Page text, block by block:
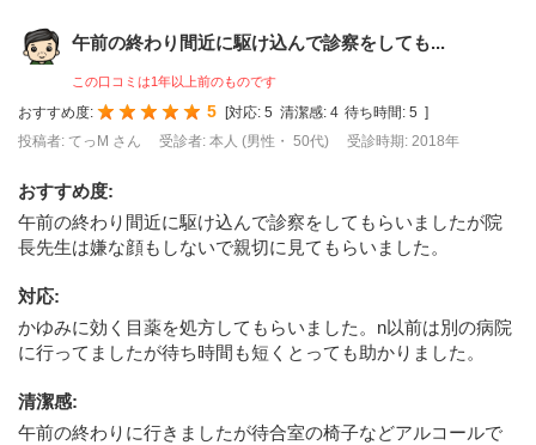
午前の終わり間近に駆け込んで診察をしても...
この口コミは1年以上前のものです
おすすめ度: 5 [対応: 5 清潔感: 4 待ち時間: 5 ]
投稿者: てっM さん
受診者: 本人 (男性・ 50代) 受診時期: 2018年
おすすめ度:
午前の終わり間近に駆け込んで診察をしてもらいましたが院
長先生は嫌な顔もしないで親切に見てもらいました。
対応:
かゆみに効く目薬を処方してもらいました。n以前は別の病院
に行ってましたが待ち時間も短くとっても助かりました。
清潔感:
午前の終わりに行きましたが待合室の椅子などアルコールで